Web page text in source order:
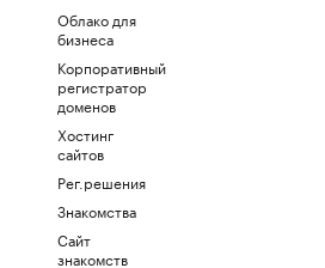
Облако для
бизнеса
Корпоративный
регистратор
доменов
Хостинг
сайтов
Рег.решения
Знакомства
Сайт
знакомств